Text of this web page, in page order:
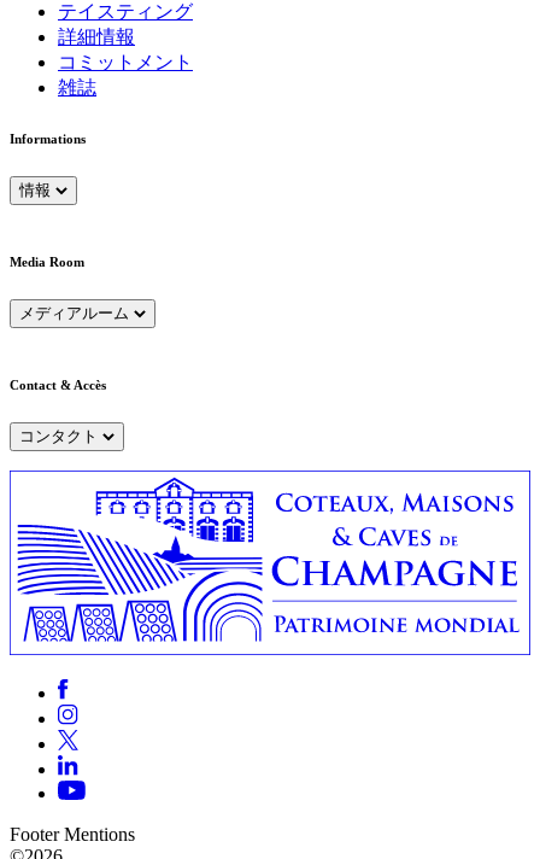
テイスティング
詳細情報
コミットメント
雑誌
Informations
情報
Media Room
メディアルーム
Contact & Accès
コンタクト
Footer Mentions